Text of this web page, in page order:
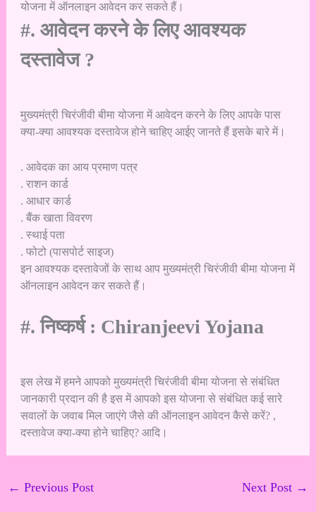
योजना में ऑनलाइन आवेदन कर सकते हैं।
#. आवेदन करने के लिए आवश्यक
दस्तावेज ?
मुख्यमंत्री चिरंजीवी बीमा योजना में आवेदन करने के लिए आपके पास
क्या-क्या आवश्यक दस्तावेज होने चाहिए आईए जानते हैं इसके बारे में।
. आवेदक का आय प्रमाण पत्र
. राशन कार्ड
. आधार कार्ड
. बैंक खाता विवरण
. स्थाई पता
. फोटो (पासपोर्ट साइज)
इन आवश्यक दस्तावेजों के साथ आप मुख्यमंत्री चिरंजीवी बीमा योजना में
ऑनलाइन आवेदन कर सकते हैं।
#. निष्कर्ष : Chiranjeevi Yojana
इस लेख में हमने आपको मुख्यमंत्री चिरंजीवी बीमा योजना से संबंधित
जानकारी प्रदान की है इस में आपको इस योजना से संबंधित कई सारे
सवालों के जवाब मिल जाएंगे जैसे की ऑनलाइन आवेदन कैसे करें? ,
दस्तावेज क्या-क्या होने चाहिए? आदि।
← Previous Post Next Post →